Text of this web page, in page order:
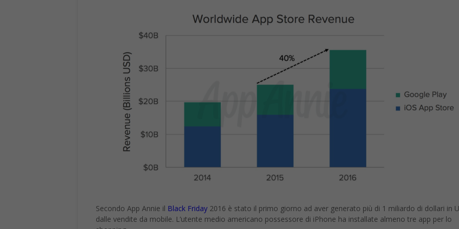
Secondo App Annie il Black Friday 2016 è stato il primo giorno ad aver generato più di 1 miliardo di dollari in
dalle vendite da mobile. L’utente medio americano possessore di iPhone ha installate almeno tre app per lo